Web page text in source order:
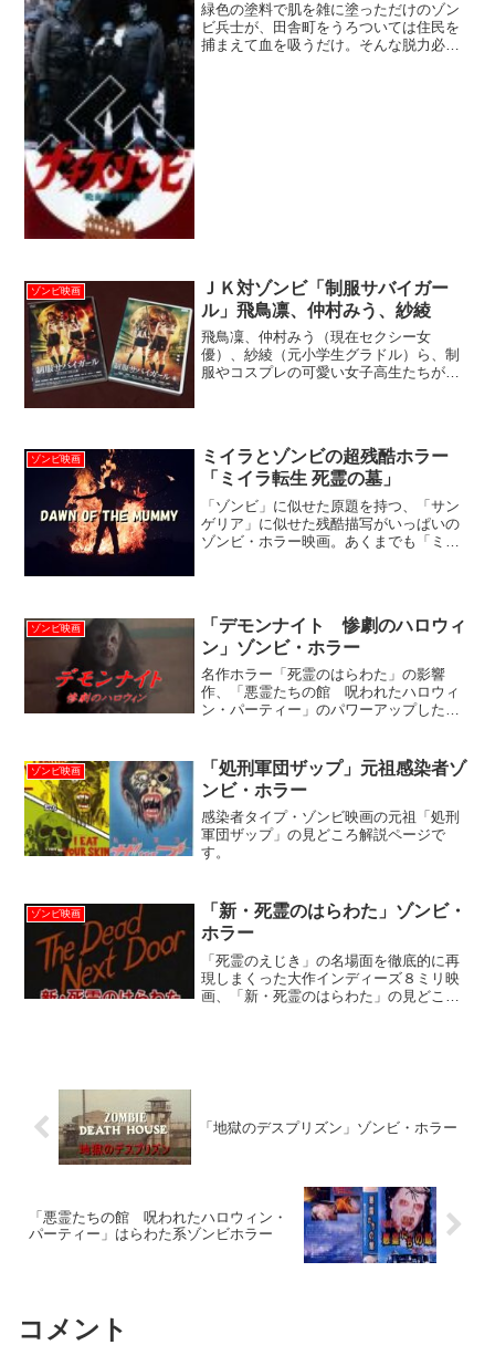
緑色の塗料で肌を雑に塗っただけのゾン
ビ兵士が、田舎町をうろついては住民を
捕まえて血を吸うだけ。そんな脱力必至
ゾンビ映画
ＪＫ対ゾンビ「制服サバイガー
ル」飛鳥凛、仲村みう、紗綾
飛鳥凜、仲村みう（現在セクシー女
優）、紗綾（元小学生グラドル）ら、制
服やコスプレの可愛い女子高生たちが、
ール」の見どころについて、私...
ゾンビ映画
ミイラとゾンビの超残酷ホラー
「ミイラ転生 死霊の墓」
「ゾンビ」に似せた原題を持つ、「サン
ゲリア」に似せた残酷描写がいっぱいの
ゾンビ・ホラー映画。あくまでも「ミイ
ゾンビ映画
「デモンナイト 惨劇のハロウィ
ン」ゾンビ・ホラー
名作ホラー「死霊のはらわた」の影響
作、「悪霊たちの館 呪われたハロウィ
ン・パーティー」のパワーアップした続
ロンと溶けて床一面に広がるゾンビ、見
事な動きでクネクネ這い回る不気味な蛇
女、などなど、見せ場が一杯の楽しい楽
しい作品。
ゾンビ映画
「処刑軍団ザップ」元祖感染者ゾ
ンビ・ホラー
感染者タイプ・ゾンビ映画の元祖「処刑
軍団ザップ」の見どころ解説ページで
す。
ゾンビ映画
「新・死霊のはらわた」ゾンビ・
ホラー
「死霊のえじき」の名場面を徹底的に再
現しまくった大作インディーズ８ミリ映
画、「新・死霊のはらわた」の見どころ
「地獄のデスプリズン」ゾンビ・ホラー
「悪霊たちの館 呪われたハロウィン・
パーティー」はらわた系ゾンビホラー
コメント